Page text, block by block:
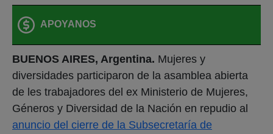
APOYANOS
BUENOS AIRES, Argentina. Mujeres y
diversidades participaron de la asamblea abierta
de les trabajadores del ex Ministerio de Mujeres,
Géneros y Diversidad de la Nación en repudio al
anuncio del cierre de la Subsecretaría de